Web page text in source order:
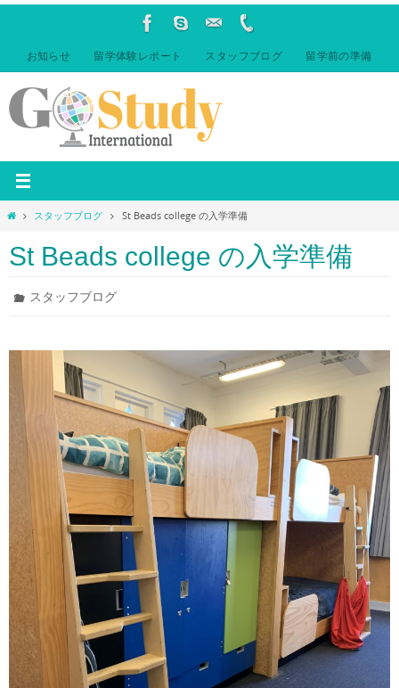
ン
ツ
へ
プ
お知らせ 留学体験レポート スタッフブログ 留学前の準備
ホ
ム
スタッフブログ St Beads college の入学準備
St Beads college の入学準備
スタッフブログ